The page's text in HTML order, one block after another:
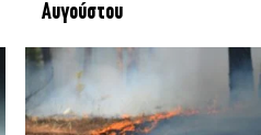
Αυγούστου